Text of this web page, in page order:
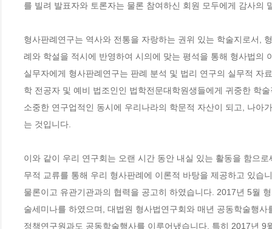
를 빌려 발표자와 토론자는 물론 참여하신 회원 모두에게 감사의
형사판례연구는 역사와 전통을 자랑하는 권위 있는 학술지로서,
례와 학설을 적시에 반영하여 시의에 맞는 평석을 통해 형사법의
실무자에게 형사판례연구는 판례 분석 및 법리 연구의 실무적 자
학 전공자 및 예비 법조인인 법학전문대학원생들에게 귀중한 학
소중한 연구업적인 동시에 우리나라의 학문적 자산이 되고, 나아
는 것입니다.
이와 같이 우리 연구회는 오랜 시간 동안 내실 있는 활동을 함으
무적 교류를 통해 우리 형사판례에 이론적 바탕을 제공하고 있습
물론이고 유관기관과의 협력을 공고히 하였습니다. 2017년 5월
술세미나를 하였으며, 대법원 형사법연구회와 매년 공동학술행
정책연구원과도 공동학술행사를 이루어냈습니다. 특히 2017년